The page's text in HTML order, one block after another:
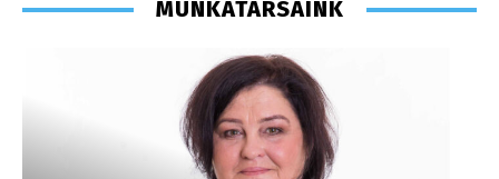
MUNKATÁRSAINK